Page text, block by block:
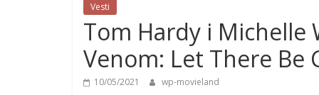
Vesti
Tom Hardy i Michelle
Venom: Let There Be
10/05/2021 wp-movieland